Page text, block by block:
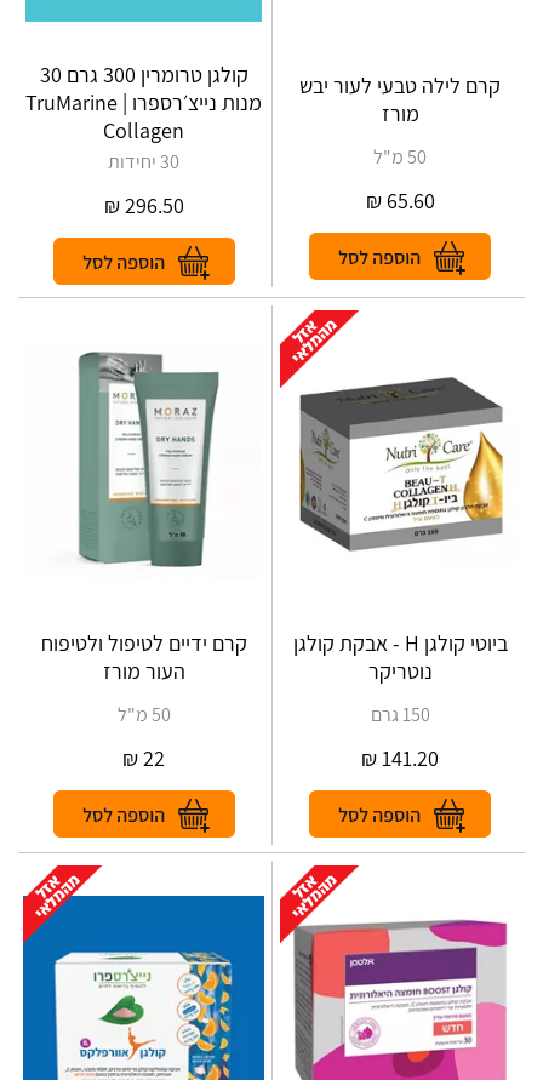
קרם לילה טבעי לעור יבש
מורז
50 מ"ל
65.60
₪
קולגן טרומרין 300 גרם 30
מנות נייצ׳רספרו | TruMarine
Collagen
30 יחידות
296.50
₪
ביוטי קולגן H - אבקת קולגן
נוטריקר
150 גרם
141.20
₪
קרם ידיים לטיפול ולטיפוח
העור מורז
50 מ"ל
22
₪